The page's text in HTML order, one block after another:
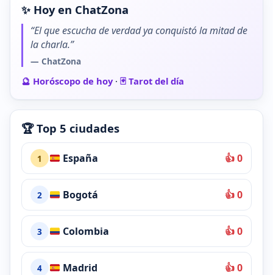
✨ Hoy en ChatZona
“El que escucha de verdad ya conquistó la mitad de
la charla.”
— ChatZona
🔮 Horóscopo de hoy· 🃏 Tarot del día
🏆 Top 5 ciudades
1 España 👍 0
2 Bogotá 👍 0
3 Colombia 👍 0
4 Madrid 👍 0